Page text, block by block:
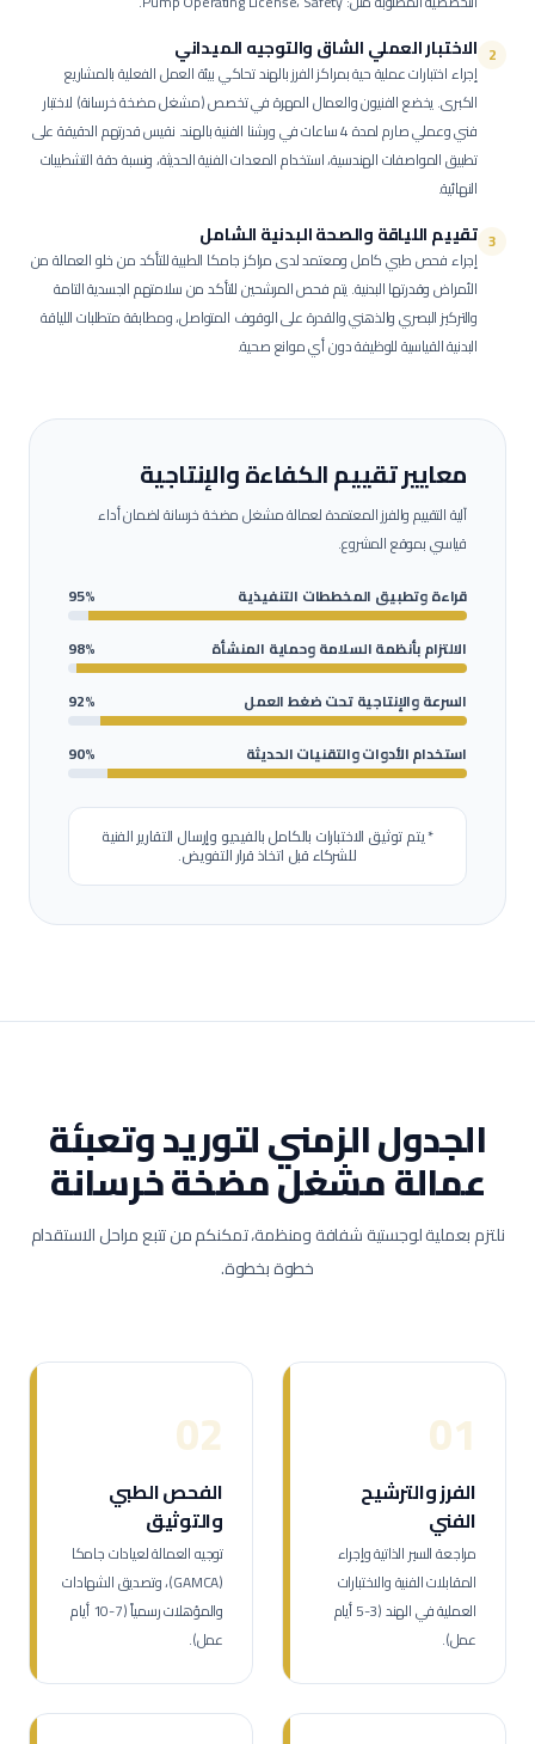
2 الاختبار العملي الشاق والتوجيه الميداني
إجراء اختبارات عملية حية بمراكز الفرز بالهند تحاكي بيئة العمل الفعلية بالمشاريع
الكبرى.يخضع الفنيون والعمال المهرة في تخصص (مشغل مضخة خرسانة) لاختبار
فني وعملي صارم لمدة 4 ساعات في ورشنا الفنية بالهند. نقيس قدرتهم الدقيقة على
تطبيق المواصفات الهندسية، استخدام المعدات الفنية الحديثة، ونسبة دقة التشطيبات
النهائية.
3 تقييم اللياقة والصحة البدنية الشامل
إجراء فحص طبي كامل ومعتمد لدى مراكز جامكا الطبية للتأكد من خلو العمالة من
الأمراض وقدرتها البدنية.يتم فحص المرشحين للتأكد من سلامتهم الجسدية التامة
والتركيز البصري والذهني والقدرة على الوقوف المتواصل، ومطابقة متطلبات اللياقة
البدنية القياسية للوظيفة دون أي موانع صحية.
معايير تقييم الكفاءة والإنتاجية
آلية التقييم والفرز المعتمدة لعمالةمشغل مضخة خرسانةلضمان أداء
قياسي بموقع المشروع.
قراءة وتطبيق المخططات التنفيذية
95%
الالتزام بأنظمة السلامة وحماية المنشأة
98%
السرعة والإنتاجية تحت ضغط العمل
92%
استخدام الأدوات والتقنيات الحديثة
90%
* يتم توثيق الاختبارات بالكامل بالفيديو وإرسال التقارير الفنية
للشركاء قبل اتخاذ قرار التفويض.
الجدول الزمني لتوريد وتعبئة
عمالةمشغل مضخة خرسانة
نلتزم بعملية لوجستية شفافة ومنظمة، تمكنكم من تتبع مراحل الاستقدام
خطوة بخطوة.
01
الفرز والترشيح
الفني
مراجعة السير الذاتية وإجراء
المقابلات الفنية والاختبارات
العملية في الهند (3-5 أيام
عمل).
02
الفحص الطبي
والتوثيق
توجيه العمالة لعيادات جامكا
(GAMCA)، وتصديق الشهادات
والمؤهلات رسمياً (7-10 أيام
عمل).